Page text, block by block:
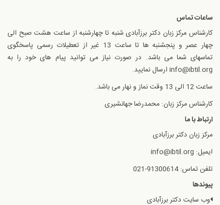
ساعات تماس
کارشناس مرکز زبان دکتر برزآبادی شنبه تا چهارشنبه از ساعت هشت صبح الی
چهار عصر و پنجشنبه ها تا ساعت 13 غیر از تعطیلات رسمی پاسخگوی
تماسهای شما می باشد. در صورت نیاز می توانید پیام های خود را به
info@ibtil.org ارسال نمایید.
ساعت 12 الی 13 وقت نماز و نهار می باشد.
کارشناس مرکز زبان: محمدرضا جهانشیری
ارتباط با ما
مرکز زبان دکتر برزآبادی
ایمیل: info@ibtil.org
تلفن تماس: 91300614-021
پیوندها
وب سایت دکتر برزآبادی